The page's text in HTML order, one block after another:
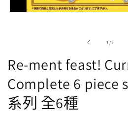
中
啟
多
媒
體
1//2
Re-ment feast!
Complete 6 piece
系列 全6種